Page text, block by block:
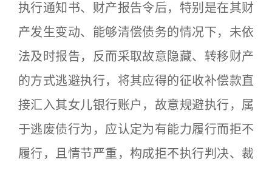
执行通知书、财产报告令后，特别是在其财
产发生变动、能够清偿债务的情况下，未依
法及时报告，反而采取故意隐藏、转移财产
的方式逃避执行，将其应得的征收补偿款直
接汇入其女儿银行账户，故意规避执行，属
于逃废债行为，应认定为有能力履行而拒不
履行，且情节严重，构成拒不执行判决、裁